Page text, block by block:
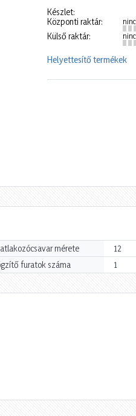
Készlet:
Központi raktár:
Külső raktár:
Helyettesítő termékek
mérete 12
furatok száma 1